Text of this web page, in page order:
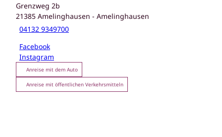
Grenzweg 2b
21385 Amelinghausen - Amelinghausen
04132 9349700
Facebook
Instagram
Anreise mit dem Auto
Anreise mit öffentlichen Verkehrsmitteln